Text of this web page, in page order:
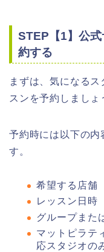
STEP【1】公
約する
まずは、気になる
スンを予約しましょ
予約時には以下の
す。
希望する店舗
レッスン日時
グループまた
マットピラテ
応スタジオの